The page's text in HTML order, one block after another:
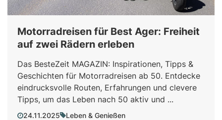
Motorradreisen für Best Ager: Freiheit
auf zwei Rädern erleben
Das BesteZeit MAGAZIN: Inspirationen, Tipps &
Geschichten für Motorradreisen ab 50. Entdecke
eindrucksvolle Routen, Erfahrungen und clevere
Tipps, um das Leben nach 50 aktiv und ...
24.11.2025 Leben & Genießen